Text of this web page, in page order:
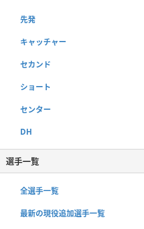
先発
キャッチャー
セカンド
ショート
センター
DH
選手一覧
全選手一覧
最新の現役追加選手一覧